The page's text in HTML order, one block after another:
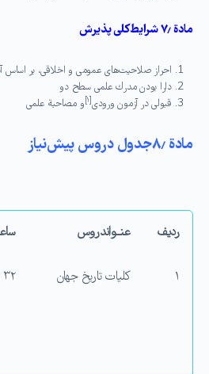
مادة ۷٫ شرایط كلی پذیرش
احراز صلاحیت‌های عمومی و اخلاقی، بر اساس
دارا بودن مدرك علمی سطح دو
قبولی در آزمون ورودی[۱] و مصاحبة علمی
مادة ۸٫جدول دروس پیش‌نیاز
ردیف عنــواندروس
۱ كلیات تاریخ جهان ۳۲